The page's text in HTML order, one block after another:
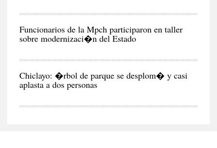
Funcionarios de la Mpch participaron en taller
sobre modernizaci�n del Estado
Chiclayo: �rbol de parque se desplom� y casi
aplasta a dos personas